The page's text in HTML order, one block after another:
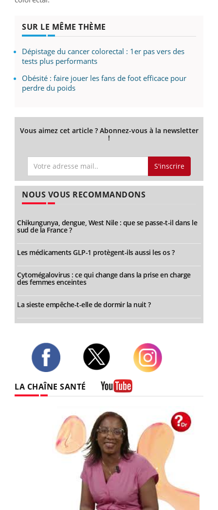
SUR LE MÊME THÈME
Dépistage du cancer colorectal : 1er pas vers des
tests plus performants
Obésité : faire jouer les fans de foot efficace pour
perdre du poids
Vous aimez cet article ? Abonnez-vous à la newsletter
!
S'inscrire
NOUS VOUS RECOMMANDONS
Chikungunya, dengue, West Nile : que se passe-t-il dans le
sud de la France ?
Les médicaments GLP-1 protègent-ils aussi les os ?
Cytomégalovirus : ce qui change dans la prise en charge
des femmes enceintes
La sieste empêche-t-elle de dormir la nuit ?
LA CHAÎNE SANTÉ